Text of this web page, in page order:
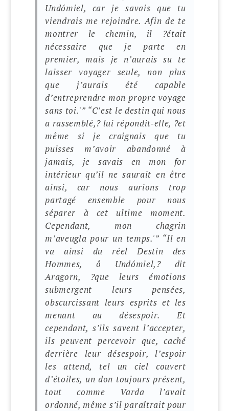
Undómiel, car je savais que tu
viendrais me rejoindre. Afin de te
montrer le chemin, il ?était
nécessaire que je parte en
premier, mais je n’aurais su te
laisser voyager seule, non plus
que j’aurais été capable
d’entreprendre mon propre voyage
sans toi.'” “C’est le destin qui nous
a rassemblé,? lui répondit-elle, ?et
même si je craignais que tu
puisses m’avoir abandonné à
jamais, je savais en mon for
intérieur qu’il ne saurait en être
ainsi, car nous aurions trop
partagé ensemble pour nous
séparer à cet ultime moment.
Cependant, mon chagrin
m’aveugla pour un temps.'” “Il en
va ainsi du réel Destin des
Hommes, ô Undómiel,? dit
Aragorn, ?que leurs émotions
submergent leurs pensées,
obscurcissant leurs esprits et les
menant au désespoir. Et
cependant, s’ils savent l’accepter,
ils peuvent percevoir que, caché
derrière leur désespoir, l’espoir
les attend, tel un ciel couvert
d’étoiles, un don toujours présent,
tout comme Varda l’avait
ordonné, même s’il paraîtrait pour